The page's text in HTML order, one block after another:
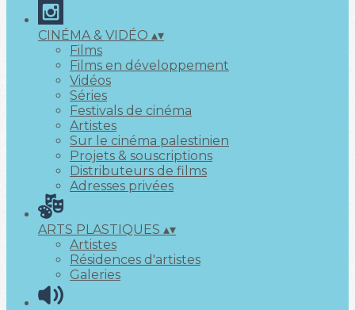
CINÉMA & VIDÉO ▴▾
Films
Films en développement
Vidéos
Séries
Festivals de cinéma
Artistes
Sur le cinéma palestinien
Projets & souscriptions
Distributeurs de films
Adresses privées
ARTS PLASTIQUES ▴▾
Artistes
Résidences d'artistes
Galeries